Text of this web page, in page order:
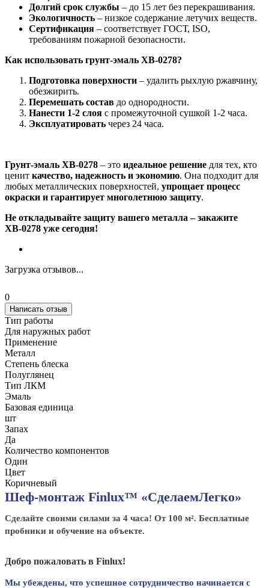
Долгий срок службы – до 15 лет без перекрашивания.
Экологичность – низкое содержание летучих веществ.
Сертификация – соответствует ГОСТ, ISO,
требованиям пожарной безопасности.
Как использовать грунт-эмаль ХВ-0278?
Подготовка поверхности – удалить рыхлую ржавчину,
обезжирить.
Перемешать состав до однородности.
Нанести 1-2 слоя с промежуточной сушкой 1-2 часа.
Эксплуатировать через 24 часа.
Грунт-эмаль ХВ-0278 – это идеальное решение для тех, кто
ценит качество, надежность и экономию. Она подходит для
любых металлических поверхностей, упрощает процесс
окраски и гарантирует многолетнюю защиту.
Не откладывайте защиту вашего металла – закажите
ХВ-0278 уже сегодня!
Загрузка отзывов...
0
Написать отзыв
Тип работы
Для наружных работ
Применение
Металл
Степень блеска
Полуглянец
Тип ЛКМ
Эмаль
Базовая единица
шт
Запах
Да
Количество компонентов
Один
Цвет
Коричневый
Шеф-монтаж Finlux™ «СделаемЛегко»
Сделайте своими силами за 4 часа! От 100 м². Бесплатные
пробники и обучение на объекте.
Добро пожаловать в Finlux!
Мы убеждены, что успешное сотрудничество начинается с